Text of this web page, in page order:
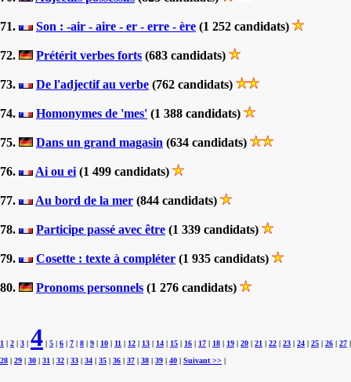
71. Son : -air - aire - er - erre - ère (1 252 candidats)
72. Prétérit verbes forts (683 candidats)
73. De l'adjectif au verbe (762 candidats)
74. Homonymes de 'mes' (1 388 candidats)
75. Dans un grand magasin (634 candidats)
76. Ai ou ei (1 499 candidats)
77. Au bord de la mer (844 candidats)
78. Participe passé avec être (1 339 candidats)
79. Cosette : texte à compléter (1 935 candidats)
80. Pronoms personnels (1 276 candidats)
1 | 2 | 3 | 4 | 5 | 6 | 7 | 8 | 9 | 10 | 11 | 12 | 13 | 14 | 15 | 16 | 17 | 18 | 19 | 20 | 21 | 22 | 23 | 24 | 25 | 26 | 27 |
28 | 29 | 30 | 31 | 32 | 33 | 34 | 35 | 36 | 37 | 38 | 39 | 40 | Suivant >> |